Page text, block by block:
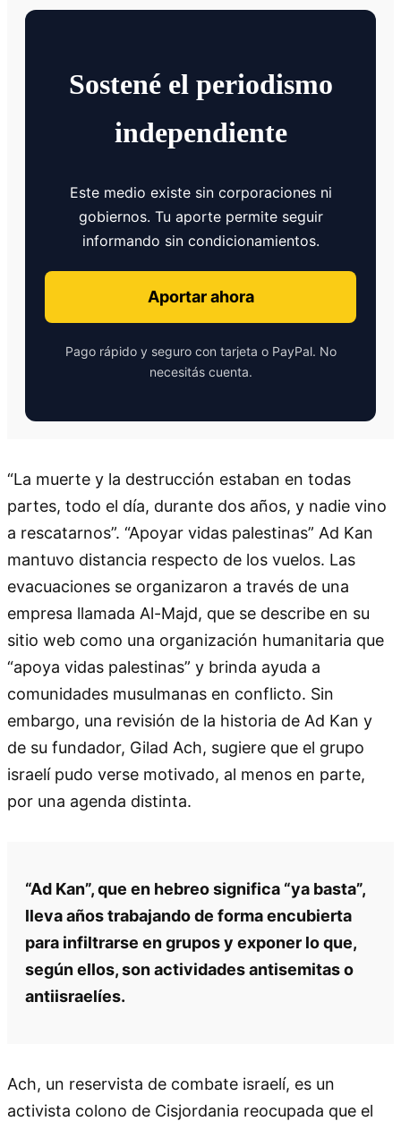
Sostené el periodismo
independiente
Este medio existe sin corporaciones ni
gobiernos. Tu aporte permite seguir
informando sin condicionamientos.
Aportar ahora
Pago rápido y seguro con tarjeta o PayPal. No
necesitás cuenta.
“La muerte y la destrucción estaban en todas
partes, todo el día, durante dos años, y nadie vino
a rescatarnos”. “Apoyar vidas palestinas” Ad Kan
mantuvo distancia respecto de los vuelos. Las
evacuaciones se organizaron a través de una
empresa llamada Al-Majd, que se describe en su
sitio web como una organización humanitaria que
“apoya vidas palestinas” y brinda ayuda a
comunidades musulmanas en conflicto. Sin
embargo, una revisión de la historia de Ad Kan y
de su fundador, Gilad Ach, sugiere que el grupo
israelí pudo verse motivado, al menos en parte,
por una agenda distinta.
“Ad Kan”, que en hebreo significa “ya basta”,
lleva años trabajando de forma encubierta
para infiltrarse en grupos y exponer lo que,
según ellos, son actividades antisemitas o
antiisraelíes.
Ach, un reservista de combate israelí, es un
activista colono de Cisjordania reocupada que el